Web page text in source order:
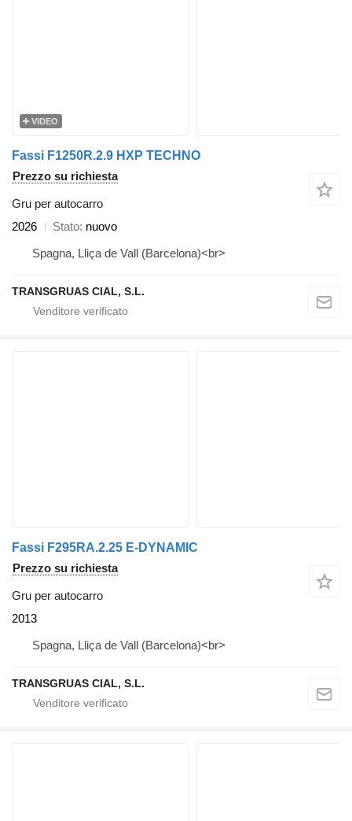
VIDEO
Fassi F1250R.2.9 HXP TECHNO
Prezzo su richiesta
Gru per autocarro
2026
Stato nuovo
Spagna, Lliça de Vall (Barcelona)<br>
TRANSGRUAS CIAL, S.L.
Fassi F295RA.2.25 E-DYNAMIC
Prezzo su richiesta
Gru per autocarro
2013
Spagna, Lliça de Vall (Barcelona)<br>
TRANSGRUAS CIAL, S.L.